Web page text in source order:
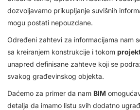
dozvoljavamo prikupljanje suvišnih
mogu postati nepouzdane.
Određeni zahtevi za informacijama nam
sa kreiranjem konstrukcije i tokom
unapred definisane zahteve koji se
svakog građevinskog objekta.
Daćemo za primer da nam BIM
detalja da imamo listu svih dodatno